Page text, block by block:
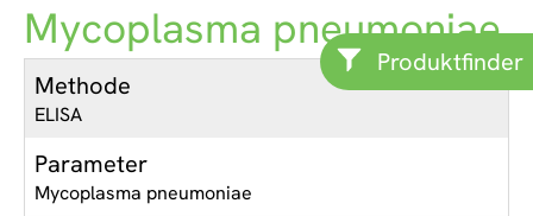
Produktfinder
Mycoplasma pneumoniae
Methode
ELISA
Parameter
Mycoplasma pneumoniae